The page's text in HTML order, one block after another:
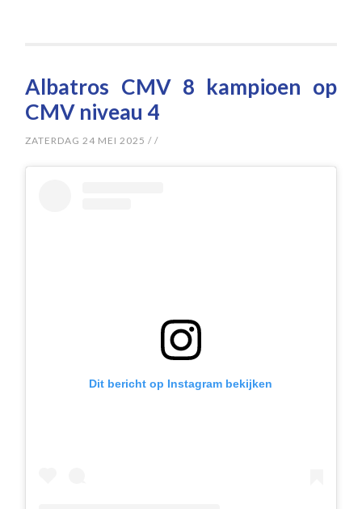
Albatros CMV 8 kampioen op
CMV niveau 4
ZATERDAG 24 MEI 2025 //
Dit bericht op Instagram bekijken